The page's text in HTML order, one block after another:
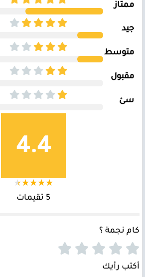
ممتاز
جيد
متوسط
مقبول
سئ
4.4
5 تقيمات
كام نجمة ؟
أكتب رأيك